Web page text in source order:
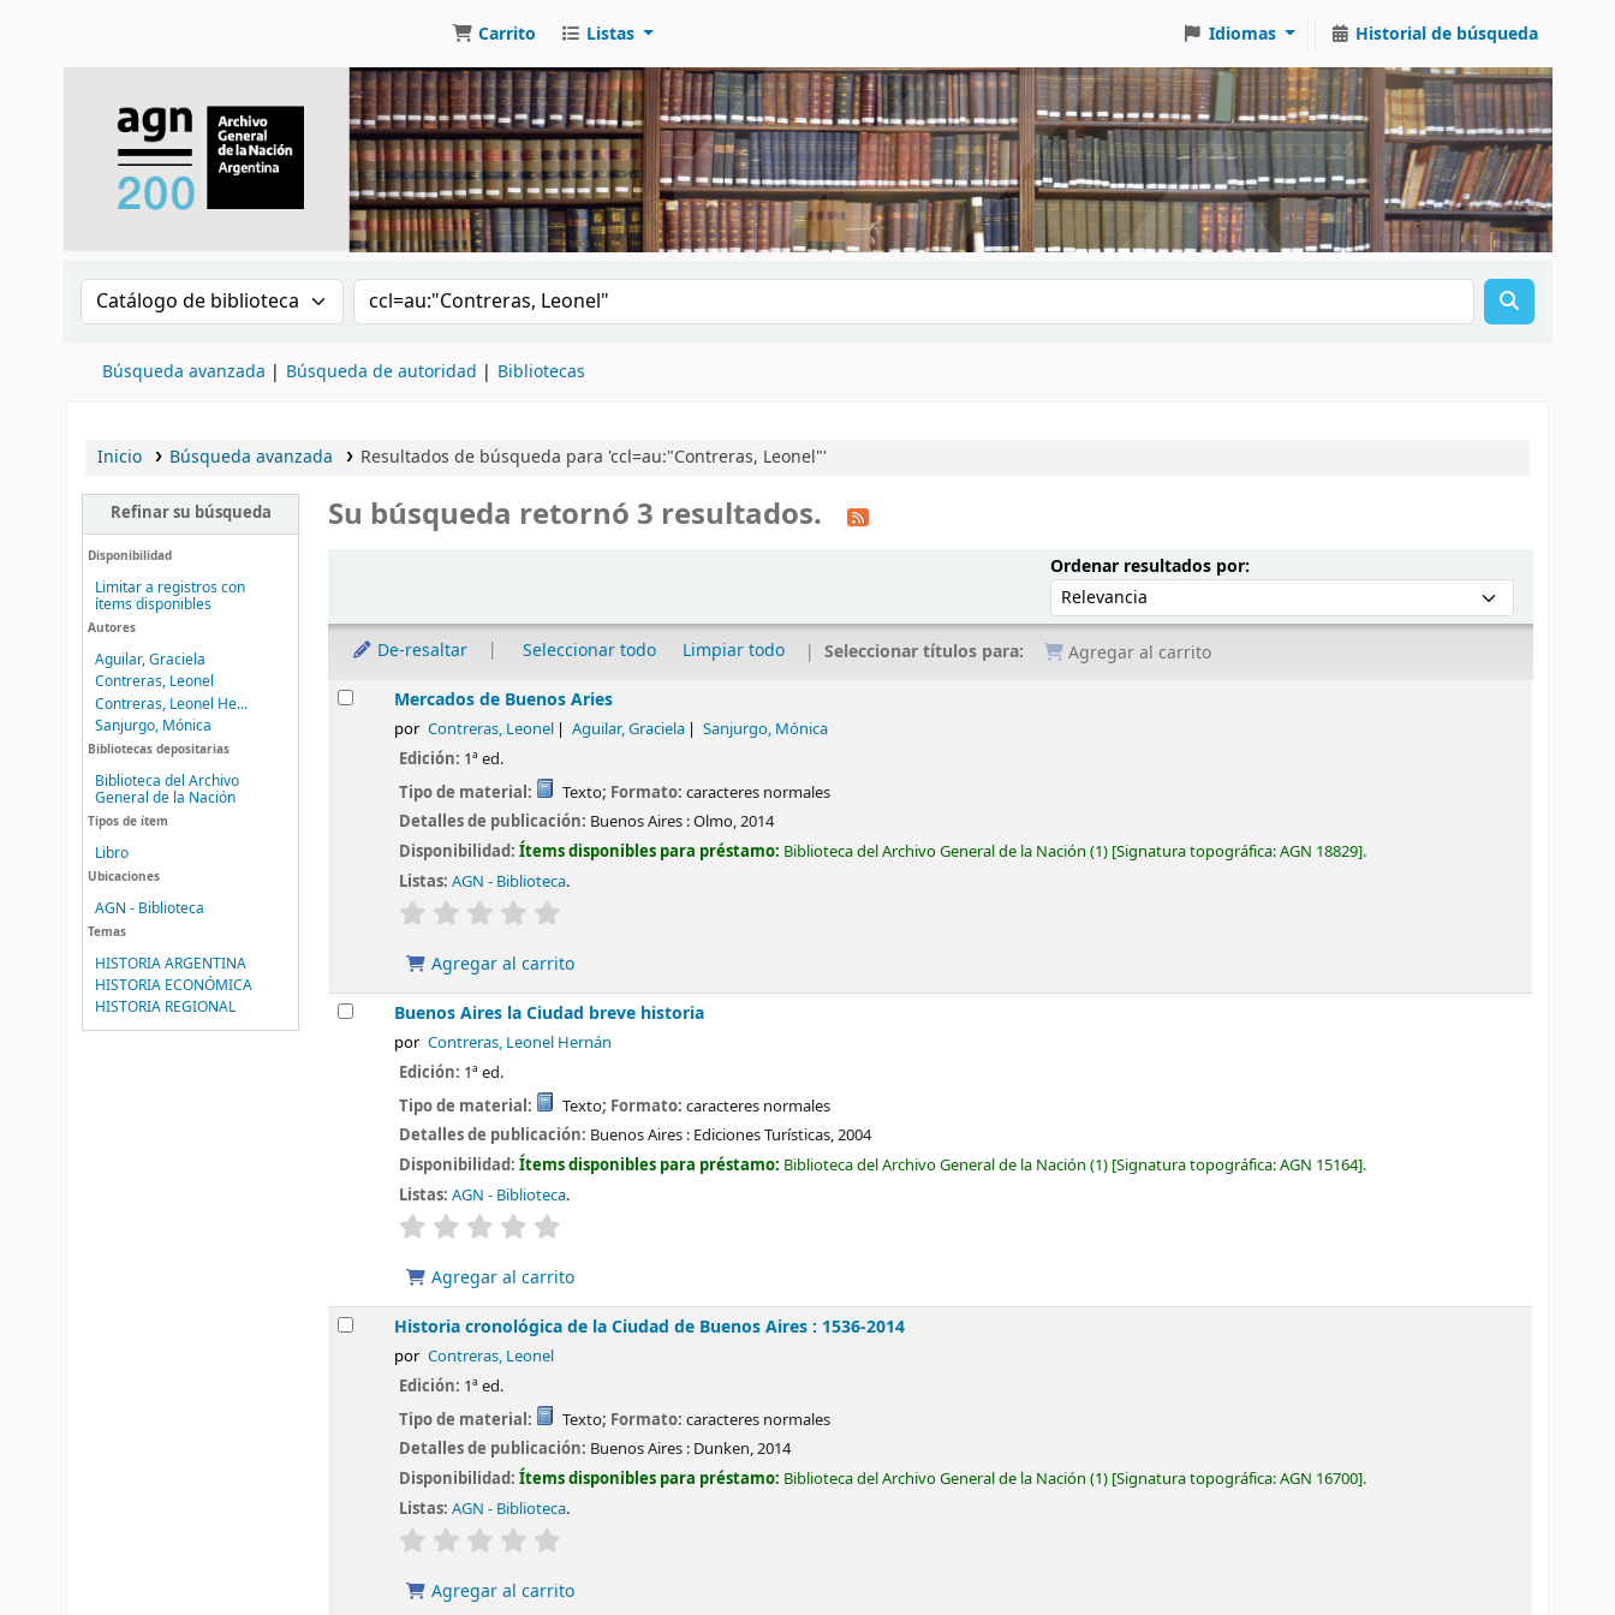
Carrito Listas Idiomas Historial de búsqueda
Buscar en el catálogo por: Buscar en el catálogo
Búsqueda avanzada Búsqueda de autoridad Bibliotecas
Inicio Búsqueda avanzada Resultados de búsqueda para 'ccl=au:"Contreras, Leonel"'
Refinar su búsqueda
Disponibilidad
Limitar a registros con
ítems disponibles
Autores
Aguilar, Graciela
Contreras, Leonel
Contreras, Leonel He...
Sanjurgo, Mónica
Bibliotecas depositarias
Biblioteca del Archivo
General de la Nación
Tipos de ítem
Libro
Ubicaciones
AGN - Biblioteca
Temas
HISTORIA ARGENTINA
HISTORIA ECONÓMICA
HISTORIA REGIONAL
Su búsqueda retornó 3 resultados.
Ordenar resultados por:Ordenar por:
De-resaltar Seleccionar todo Limpiar todo Seleccionar títulos para:
Agregar al carrito
ResultadosMercados de Buenos Aries
por Contreras, Leonel Aguilar, Graciela Sanjurgo, Mónica
Edición: 1ª ed.
Tipo de material:
Texto; Formato: caracteres normales
Detalles de publicación: Buenos Aires :Olmo,2014
Disponibilidad:Ítems disponibles para préstamo: Biblioteca del Archivo General de la Nación (1) Signatura topográfica:AGN 18829 .
Listas: AGN - Biblioteca.
valoración
Agregar al carrito
Buenos Aires la Ciudad breve historia
por Contreras, Leonel Hernán
Edición: 1ª ed.
Tipo de material:
Texto; Formato: caracteres normales
Detalles de publicación: Buenos Aires : Ediciones Turísticas,2004
Disponibilidad:Ítems disponibles para préstamo: Biblioteca del Archivo General de la Nación (1) Signatura topográfica:AGN 15164 .
Listas: AGN - Biblioteca.
valoración
Agregar al carrito
Historia cronológica de la Ciudad de Buenos Aires : 1536-2014
por Contreras, Leonel
Edición: 1ª ed.
Tipo de material:
Texto; Formato: caracteres normales
Detalles de publicación: Buenos Aires : Dunken,2014
Disponibilidad:Ítems disponibles para préstamo: Biblioteca del Archivo General de la Nación (1) Signatura topográfica:AGN 16700 .
Listas: AGN - Biblioteca.
valoración
Agregar al carrito